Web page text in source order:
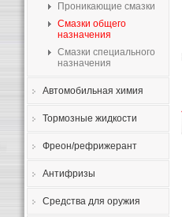
Проникающие смазки
Смазки общего
назначения
Смазки специального
назначения
Автомобильная химия
Тормозные жидкости
Фреон/рефрижерант
Антифризы
Средства для оружия